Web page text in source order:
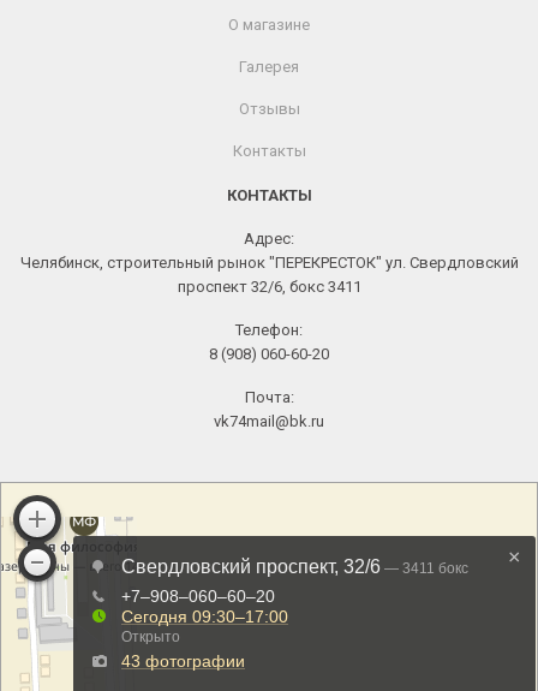
О магазине
Галерея
Отзывы
Контакты
КОНТАКТЫ
Адрес:
Челябинск, строительный рынок "ПЕРЕКРЕСТОК" ул. Свердловский
проспект 32/6, бокс 3411
Телефон:
8 (908) 060-60-20
Почта:
vk74mail@bk.ru